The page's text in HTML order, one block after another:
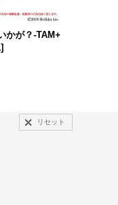
かが？-TAM+
]
リセット